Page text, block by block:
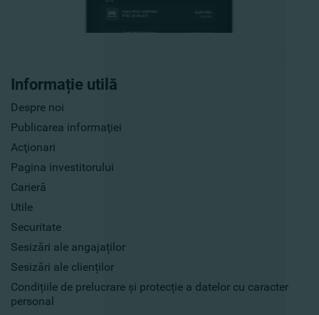
Informație utilă
Despre noi
Publicarea informaţiei
Acţionari
Pagina investitorului
Carieră
Utile
Securitate
Sesizări ale angajaților
Sesizări ale clienților
Condițiile de prelucrare și protecție a datelor cu caracter
personal